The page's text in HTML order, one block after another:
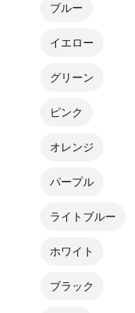
ブルー
イエロー
グリーン
ピンク
オレンジ
パープル
ライトブルー
ホワイト
ブラック